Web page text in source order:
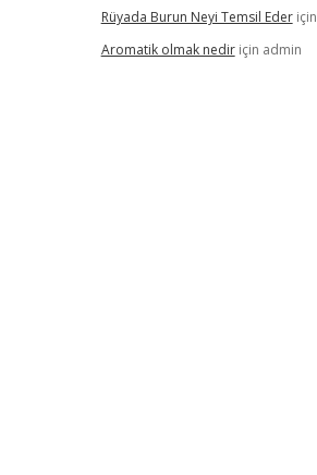
Rüyada Burun Neyi Temsil Ederiçin
Aromatik olmak nediriçin admin